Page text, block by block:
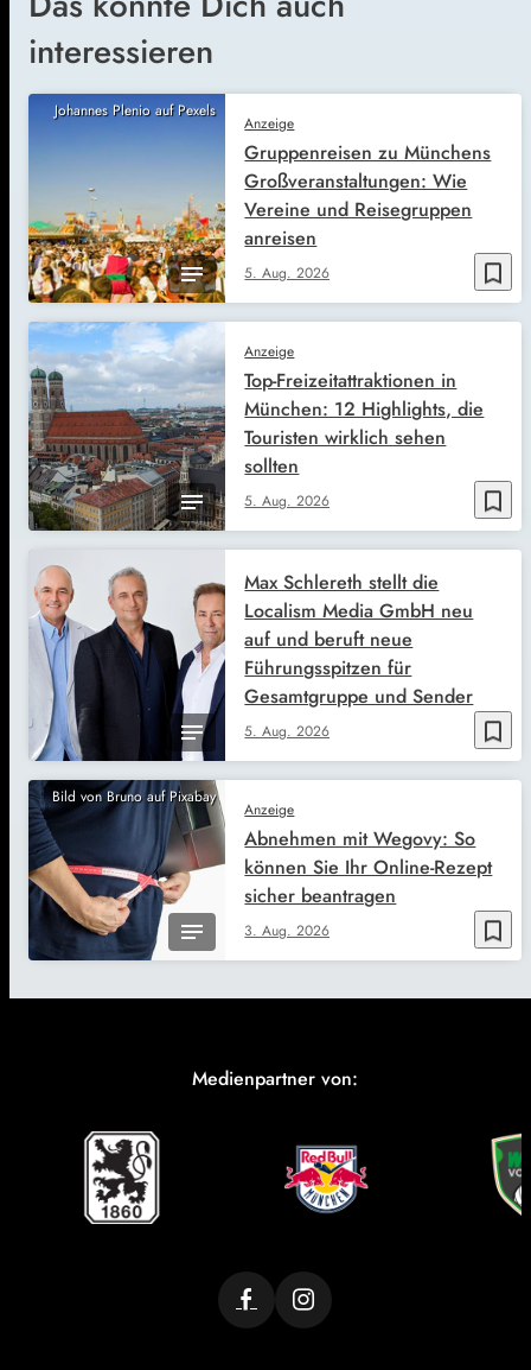
interessieren
Johannes Plenio auf Pexels
bookmark_border
Anzeige
5. Aug. 2026
Gruppenreisen zu Münchens
Großveranstaltungen: Wie
Vereine und Reisegruppen
anreisen
bookmark_border
Anzeige
5. Aug. 2026
Top-Freizeitattraktionen in
München: 12 Highlights, die
Touristen wirklich sehen
sollten
bookmark_border
5. Aug. 2026
Max Schlereth stellt die
Localism Media GmbH neu
auf und beruft neue
Führungsspitzen für
Gesamtgruppe und Sender
Bild von Bruno auf Pixabay
bookmark_border
Anzeige
3. Aug. 2026
Abnehmen mit Wegovy: So
können Sie Ihr Online-Rezept
sicher beantragen
Medienpartner von: